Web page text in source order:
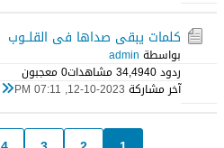
كلمات يبقى صداها فى القلــوب
بواسطة admin
ردود 0 34,494 مشاهدات
0 معجبون
آخر مشاركة 12-10-2023, 07:11 PM